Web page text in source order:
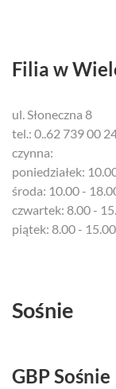
Filia w
ul. Słoneczna 8
tel.: 0..62 739 00
czynna:
poniedziałek:
środa: 10.00 -
czwartek: 8.00 -
piątek: 8.00 - 15.00
Sośnie
GBP Sośnie